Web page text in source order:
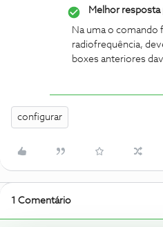
Melhor resposta
Na uma o comando
radiofrequência,
boxes anteriores
configurar
1 Comentário